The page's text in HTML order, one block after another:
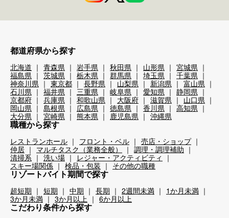
都道府県から探す
北海道 青森県 岩手県 秋田県 山形県
宮城県
福島県
茨城県 栃木県 群馬県 埼玉県
千葉県
神奈川県
東京都 長野県 山梨県 新潟県
富山県
石川県
福井県 三重県 岐阜県 愛知県
静岡県
京都府
兵庫県 和歌山県 大阪府 滋賀県
山口県
岡山県
島根県 広島県 徳島県 香川県
高知県
大分県
宮崎県 熊本県 鹿児島県 沖縄県
職種から探す
レストランホール フロント・ベル
売店・ショップ
仲居
マルチタスク（業務全般）
調理・調理補助
清掃系
洗い場
レジャー・アクティビティ
スキー場関係
検品・包装 その他の職種
リゾートバイト期間で探す
超短期 短期 中期 長期 2週間未満
1か月未満
3か月未満
3か月以上 6か月以上
こだわり条件から探す